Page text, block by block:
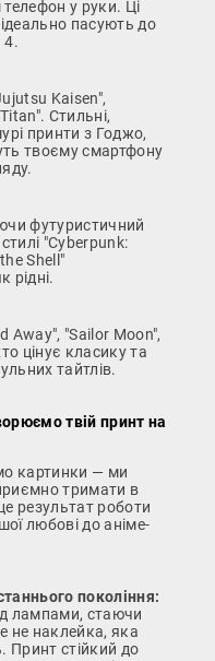
у руки. Ці
пасують до
4.
Kaisen",
Стильні,
принти з Годжо,
твоєму смартфону
футуристичний
"Cyberpunk:
Shell"
рідні.
Away", "Sailor Moon",
цінує класику та
тайтлів.
твій принт на
картинки — ми
тримати в
результат роботи
любові до аніме-
покоління:
лампами, стаючи
не наклейка, яка
Принт стійкий до